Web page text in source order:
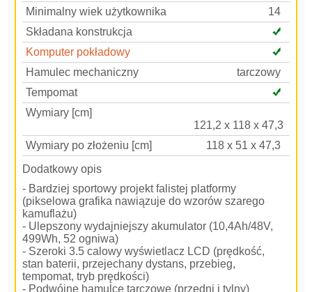
Minimalny wiek użytkownika
14
Składana konstrukcja
Komputer pokładowy
Hamulec mechaniczny
tarczowy
Tempomat
Wymiary [cm]
121,2 x 118 x 47,3
Wymiary po złożeniu [cm]
118 x 51 x 47,3
Dodatkowy opis
- Bardziej sportowy projekt falistej platformy
(pikselowa grafika nawiązuje do wzorów szarego
kamuflażu)
- Ulepszony wydajniejszy akumulator (10,4Ah/48V,
499Wh, 52 ogniwa)
- Szeroki 3.5 calowy wyświetlacz LCD (prędkość,
stan baterii, przejechany dystans, przebieg,
tempomat, tryb prędkości)
- Podwójne hamulce tarczowe (przedni i tylny)